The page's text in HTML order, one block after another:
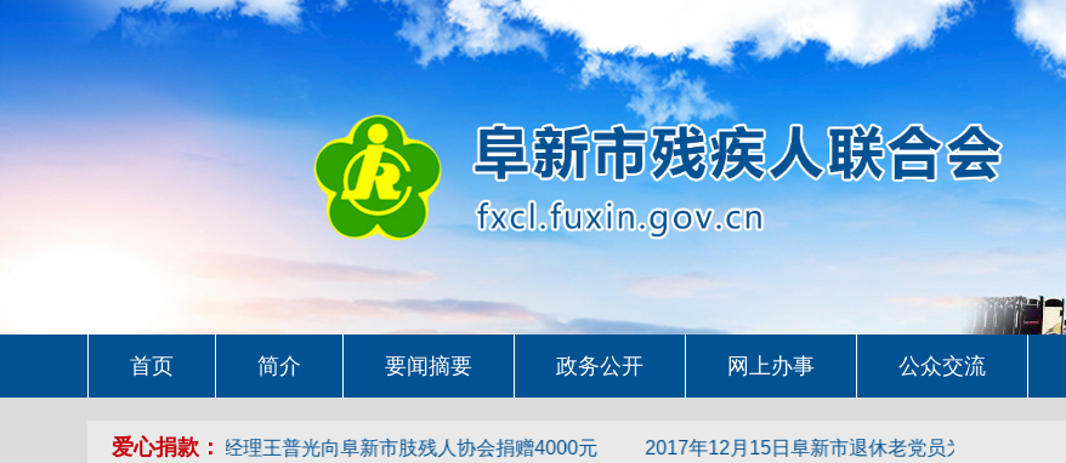
首页 简介 要闻摘要 政务公开 网上办事 公众交流
爱心捐款：
玉龙湖冰雪乐园总经理王普光向阜新市肢残人协会捐赠4000元 2017年12月15日阜新市退休老党员为启智园捐款5000元